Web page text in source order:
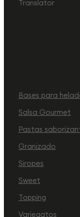
Translator
Bases para
Salsa Gourmet
Pastas
Granizado
Siropes
Sweet
Topping
Variegatos